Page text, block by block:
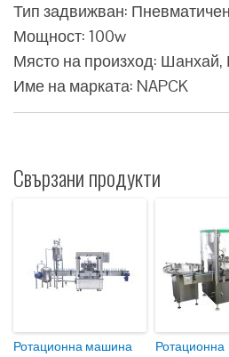
Тип задвижван:
Мощност: 100w
Място на произход: Шанхай,
Име на марката: NAPCK
Свързани продукти
Ротационна машина
Ротационна